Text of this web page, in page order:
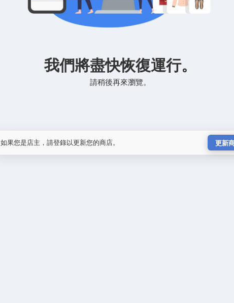
我們將盡快恢復運行。
請稍後再來瀏覽。
如果您是店主，請登錄以更新您的商店。 更新